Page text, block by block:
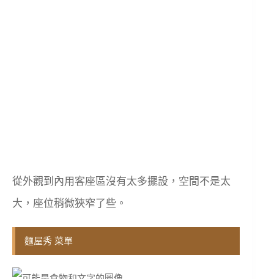
從外觀到內用客座區沒有太多擺設，空間不是太
大，座位稍微狹窄了些。
麵屋秀 菜單